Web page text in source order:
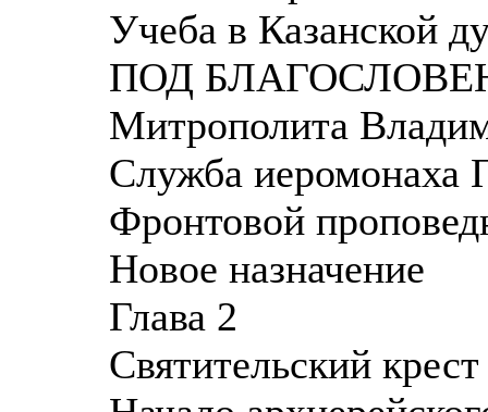
Учеба в Казанской
ПОД
Митрополита
Служба иеромонаха
Фронтовой
Новое назначение
Глава 2
Святительский крест